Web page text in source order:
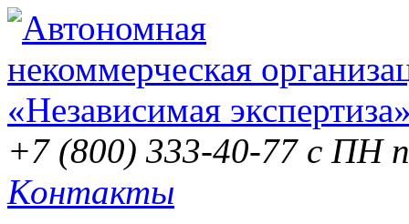
+7 (800) 333-40-77 с ПН
Контакты